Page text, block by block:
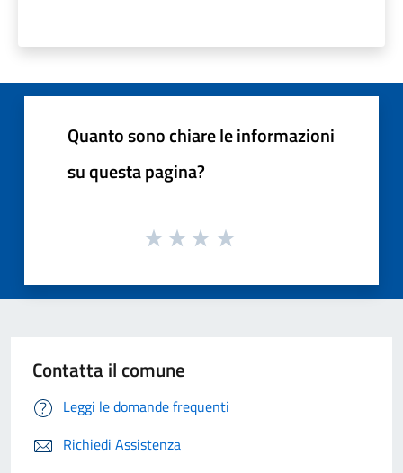
Quanto sono chiare le informazioni
su questa pagina?
Contatta il comune
Leggi le domande frequenti
Richiedi Assistenza